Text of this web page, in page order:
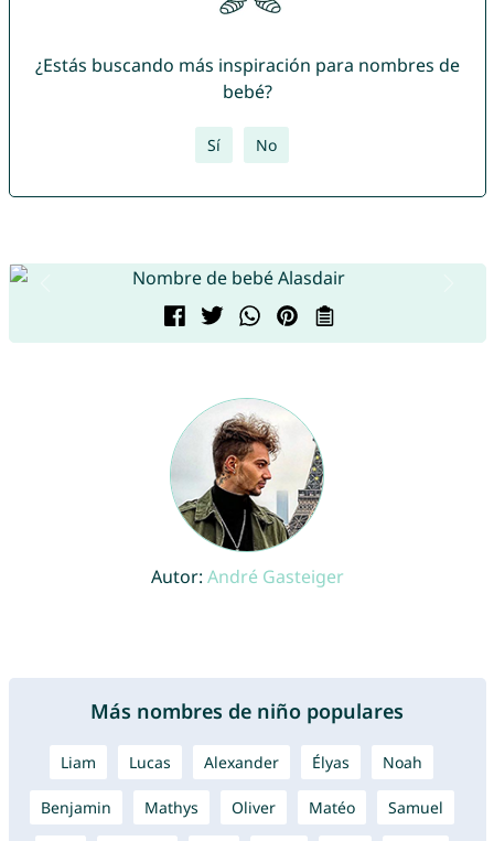
¿Estás buscando más inspiración para nombres de
bebé?
Sí No
Autor: André Gasteiger
Más nombres de niño populares
Liam Lucas Alexander Élyas Noah
Benjamin Mathys Oliver Matéo Samuel